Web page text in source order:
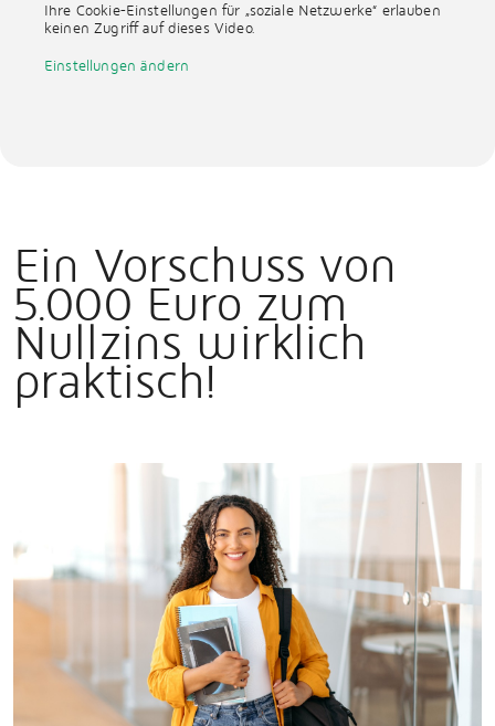
Ihre Cookie-Einstellungen für „soziale Netzwerke“ erlauben
keinen Zugriff auf dieses Video.
Einstellungen ändern
Ein Vorschuss von
5.000 Euro zum
Nullzins wirklich
praktisch!